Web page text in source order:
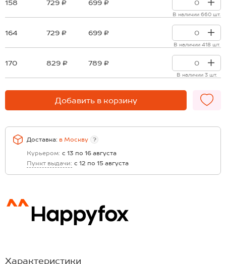
158 729 ₽ 699 ₽
В наличии 660 шт.
164 729 ₽ 699 ₽
В наличии 418 шт.
170 829 ₽ 789 ₽
В наличии 3 шт.
Добавить в корзину
Доставка: в Москву
?
Курьером: с 13 по 16 августа
Пункт выдачи: с 12 по 15 августа
Характеристики